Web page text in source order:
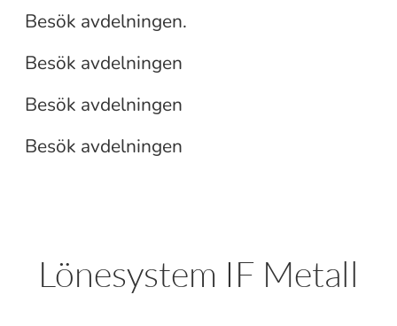
Besök avdelningen.
Besök avdelningen
Besök avdelningen
Besök avdelningen
Lönesystem IF Metall